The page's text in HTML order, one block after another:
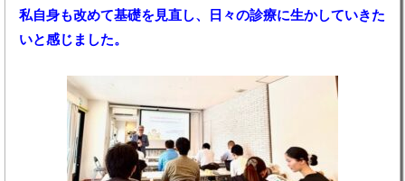
私自身も改めて基礎を見直し、日々の診療に生かしていきた
いと感じました。